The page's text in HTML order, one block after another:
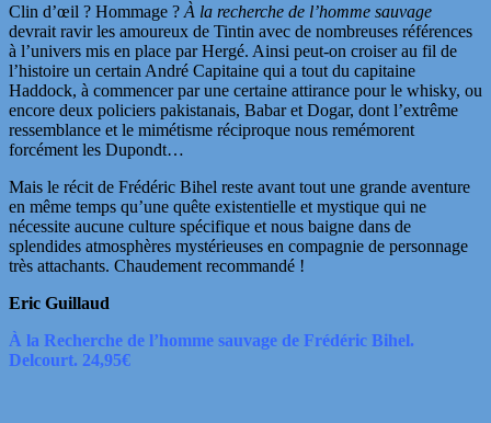
Clin d’œil ? Hommage ? À la recherche de l’homme sauvage
devrait ravir les amoureux de Tintin avec de nombreuses références
à l’univers mis en place par Hergé. Ainsi peut-on croiser au fil de
l’histoire un certain André Capitaine qui a tout du capitaine
Haddock, à commencer par une certaine attirance pour le whisky, ou
encore deux policiers pakistanais, Babar et Dogar, dont l’extrême
ressemblance et le mimétisme réciproque nous remémorent
forcément les Dupondt…
Mais le récit de Frédéric Bihel reste avant tout une grande aventure
en même temps qu’une quête existentielle et mystique qui ne
nécessite aucune culture spécifique et nous baigne dans de
splendides atmosphères mystérieuses en compagnie de personnage
très attachants. Chaudement recommandé !
Eric Guillaud
À la Recherche de l’homme sauvage de Frédéric Bihel.
Delcourt. 24,95€